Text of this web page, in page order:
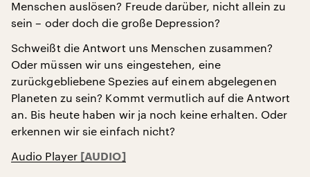
Menschen auslösen? Freude darüber, nicht allein zu
sein – oder doch die große Depression?
Schweißt die Antwort uns Menschen zusammen?
Oder müssen wir uns eingestehen, eine
zurückgebliebene Spezies auf einem abgelegenen
Planeten zu sein? Kommt vermutlich auf die Antwort
an. Bis heute haben wir ja noch keine erhalten. Oder
erkennen wir sie einfach nicht?
Audio Player